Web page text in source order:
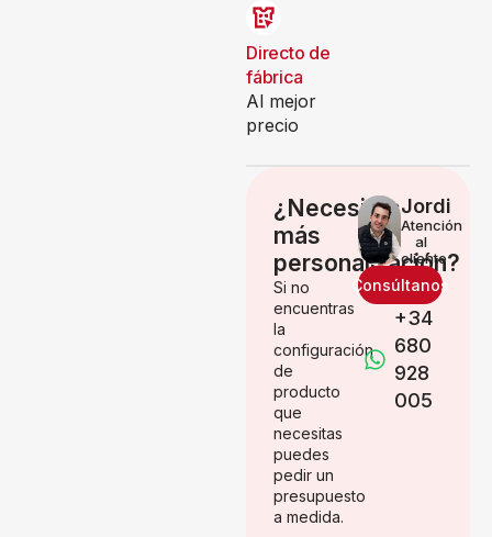
Directo de
fábrica
Al mejor
precio
¿Necesitas
más
personalización?
Si no
encuentras
la
configuración
de
producto
que
necesitas
puedes
pedir un
presupuesto
a medida.
Jordi
Atención
al
cliente
Consúltanos
+34
680
928
005